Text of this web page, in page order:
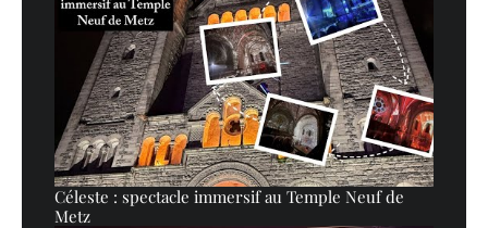
Céleste : spectacle immersif au Temple Neuf de
Metz